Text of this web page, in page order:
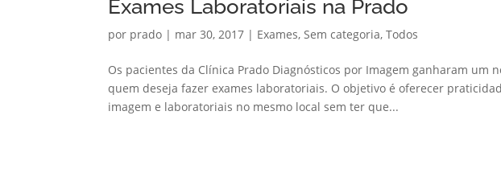
Exames Laboratoriais na Prado
por prado | mar 30, 2017 | Exames, Sem categoria,Todos
Os pacientes da Clínica Prado Diagnósticos por Imagem ganharam um
quem deseja fazer exames laboratoriais. O objetivo é oferecer
imagem e laboratoriais no mesmo local sem ter que...